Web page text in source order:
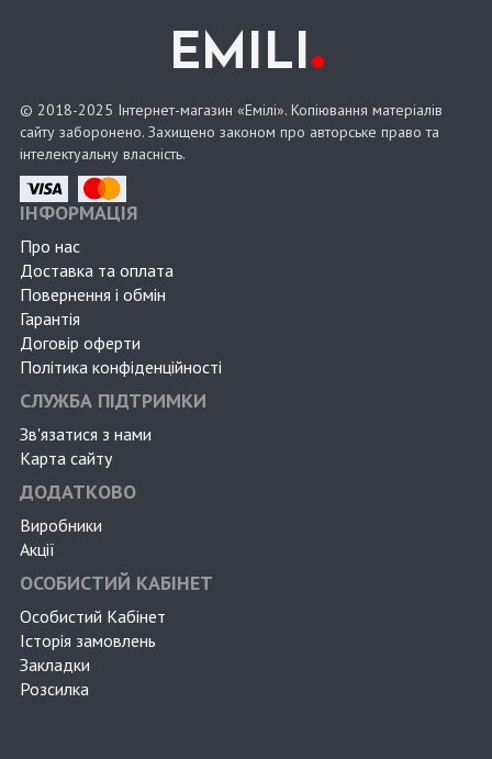
EMILI.
© 2018-2025 Інтернет-магазин «Емілі». Копіювання матеріалів
сайту заборонено. Захищено законом про авторське право та
інтелектуальну власність.
ІНФОРМАЦІЯ
Про нас
Доставка та оплата
Повернення і обмін
Гарантія
Договір оферти
Політика конфіденційності
СЛУЖБА ПІДТРИМКИ
Зв'язатися з нами
Карта сайту
ДОДАТКОВО
Виробники
Акції
ОСОБИСТИЙ КАБІНЕТ
Особистий Кабінет
Історія замовлень
Закладки
Розсилка